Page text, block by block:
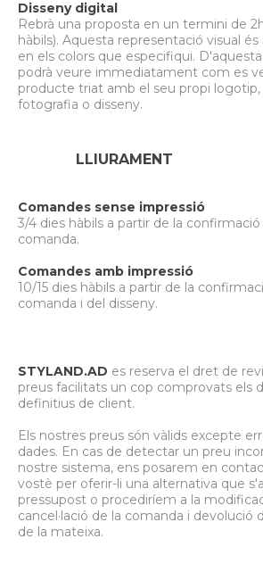
Disseny digital
Rebrà una proposta en un termini de
hàbils). Aquesta representació visual és
en els colors que especifiqui.
podrà veure immediatament com es
producte triat amb el seu propi
fotografia o disseny.
LLIURAMENT
Comandes sense impressió
3/4 dies hàbils a partir de la confirmació
comanda.
Comandes amb impressió
10/15 dies hàbils a partir de la
comanda i del disseny.
STYLAND.AD es reserva el dret de
preus facilitats un cop comprovats els
definitius de client.
Els nostres preus són vàlids excepte
dades. En cas de detectar un preu
nostre sistema, ens posarem en
vostè per oferir-li una alternativa que
pressupost o procediríem a la
cancel·lació de la comanda i devolució
de la mateixa.